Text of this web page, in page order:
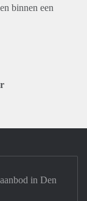
binnen een
in Den